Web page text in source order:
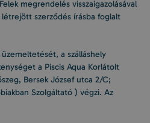
megrendelés visszaigazolásával
szerződés írásba foglalt
a szálláshely
a Piscis Aqua Korlátolt
Bersek József utca 2/C;
Szolgáltató ) végzi. Az